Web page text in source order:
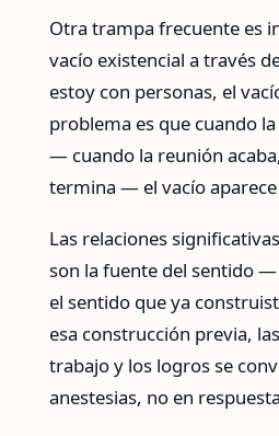
Otra trampa frecuente es
vacío existencial a través
estoy con personas, el
problema es que cuando
— cuando la reunión
termina — el vacío
Las relaciones
son la fuente del sentido
el sentido que ya
esa construcción previa,
trabajo y los logros se
anestesias, no en